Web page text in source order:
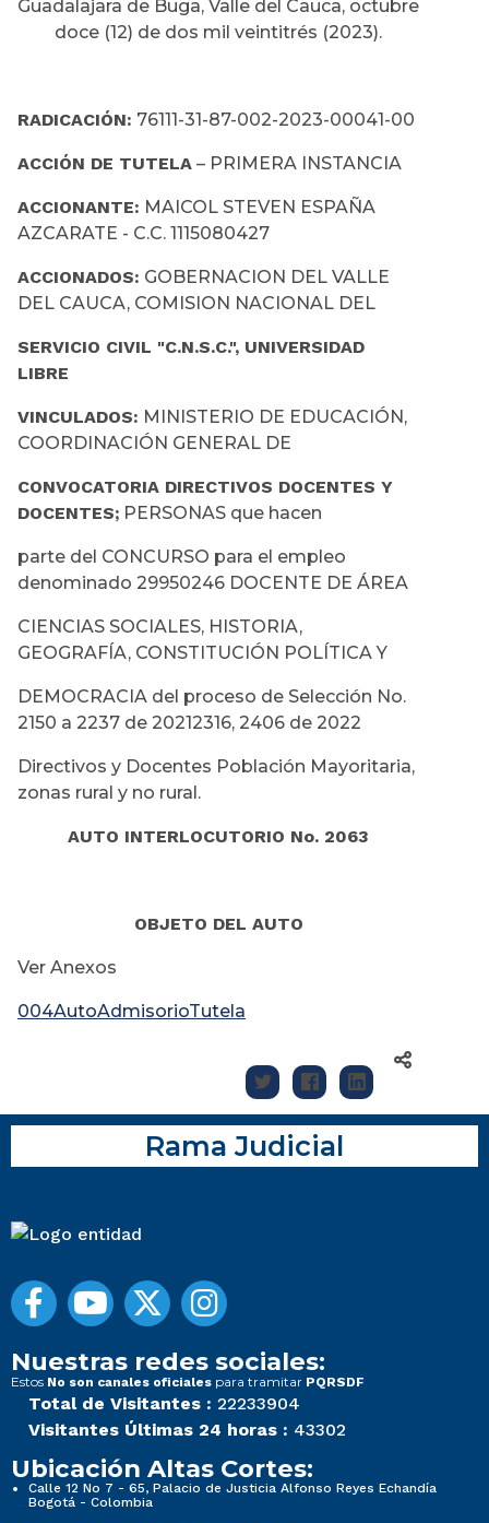
Guadalajara de Buga, Valle del Cauca, octubre
doce (12) de dos mil veintitrés (2023).
RADICACIÓN: 76111-31-87-002-2023-00041-00
ACCIÓN DE TUTELA – PRIMERA INSTANCIA
ACCIONANTE: MAICOL STEVEN ESPAÑA
AZCARATE - C.C. 1115080427
ACCIONADOS: GOBERNACION DEL VALLE
DEL CAUCA, COMISION NACIONAL DEL
SERVICIO CIVIL "C.N.S.C.", UNIVERSIDAD
LIBRE
VINCULADOS: MINISTERIO DE EDUCACIÓN,
COORDINACIÓN GENERAL DE
CONVOCATORIA DIRECTIVOS DOCENTES Y
DOCENTES; PERSONAS que hacen
parte del CONCURSO para el empleo
denominado 29950246 DOCENTE DE ÁREA
CIENCIAS SOCIALES, HISTORIA,
GEOGRAFÍA, CONSTITUCIÓN POLÍTICA Y
DEMOCRACIA del proceso de Selección No.
2150 a 2237 de 20212316, 2406 de 2022
Directivos y Docentes Población Mayoritaria,
zonas rural y no rural.
AUTO INTERLOCUTORIO No. 2063
OBJETO DEL AUTO
Ver Anexos
004AutoAdmisorioTutela
Rama Judicial
Nuestras redes sociales:
Estos No son canales oficiales para tramitar PQRSDF
Total de Visitantes : 22233904
Visitantes Últimas 24 horas : 43302
Ubicación Altas Cortes:
Calle 12 No 7 - 65, Palacio de Justicia Alfonso Reyes Echandía
Bogotá - Colombia